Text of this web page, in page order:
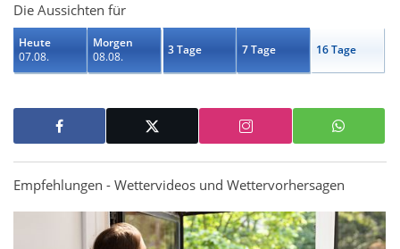
Die Aussichten für
Heute
07.08.
Morgen
08.08.
3 Tage 7 Tage 16 Tage
Empfehlungen - Wettervideos und Wettervorhersagen